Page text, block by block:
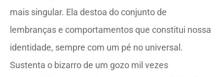
mais singular. Ela destoa do conjunto de
lembranças e comportamentos que constitui nossa
identidade, sempre com um pé no universal.
Sustenta o bizarro de um gozo mil vezes